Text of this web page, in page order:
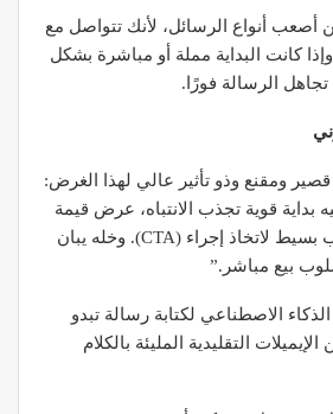
من أصعب أنواع الرسائل، لأنك تتواصل مع
كانت البداية مملة أو مباشرة بشكل
تجاهل الرسالة فورًا.
ومقنع وذو تأثير عالي لهذا الغرض:
قوية تجذب الانتباه، عرض قيمة
واضح، مصداقية، وطلب بسيط لاتخاذ إجراء (CTA). وخله يبان
بيع مباشر.”
الاصطناعي لكتابة رسالة تبدو
التقليدية المليئة بالكلام